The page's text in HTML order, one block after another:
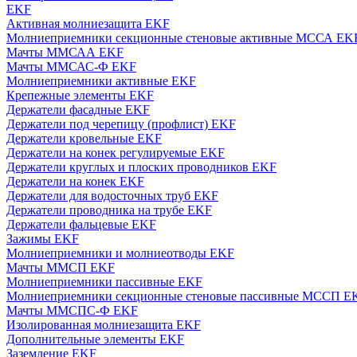
EKF
Активная молниезащита EKF
Молниеприемники секционные стеновые активные МССА
Мачты ММСАА EKF
Мачты ММСАС-Ф EKF
Молниеприемники активные EKF
Крепежные элементы EKF
Держатели фасадные EKF
Держатели под черепицу (профлист) EKF
Держатели кровельные EKF
Держатели на конек регулируемые EKF
Держатели круглых и плоских проводников EKF
Держатели на конек EKF
Держатели для водосточных труб EKF
Держатели проводника на трубе EKF
Держатели фальцевые EKF
Зажимы EKF
Молниеприемники и молниеотводы EKF
Мачты ММСП EKF
Молниеприемники пассивные EKF
Молниеприемники секционные стеновые пассивные МССП
Мачты ММСПС-Ф EKF
Изолированная молниезащита EKF
Дополнительные элементы EKF
Заземление EKF